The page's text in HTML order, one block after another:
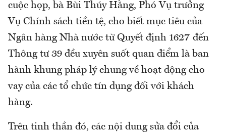
cuộc họp, bà Bùi Thúy Hằng, Phó Vụ trưởng
Vụ Chính sách tiền tệ, cho biết mục tiêu của
Ngân hàng Nhà nước từ Quyết định 1627 đến
Thông tư 39 đều xuyên suốt quan điểm là ban
hành khung pháp lý chung về hoạt động cho
vay của các tổ chức tín dụng đối với khách
hàng.
Trên tinh thần đó, các nội dung sửa đổi của